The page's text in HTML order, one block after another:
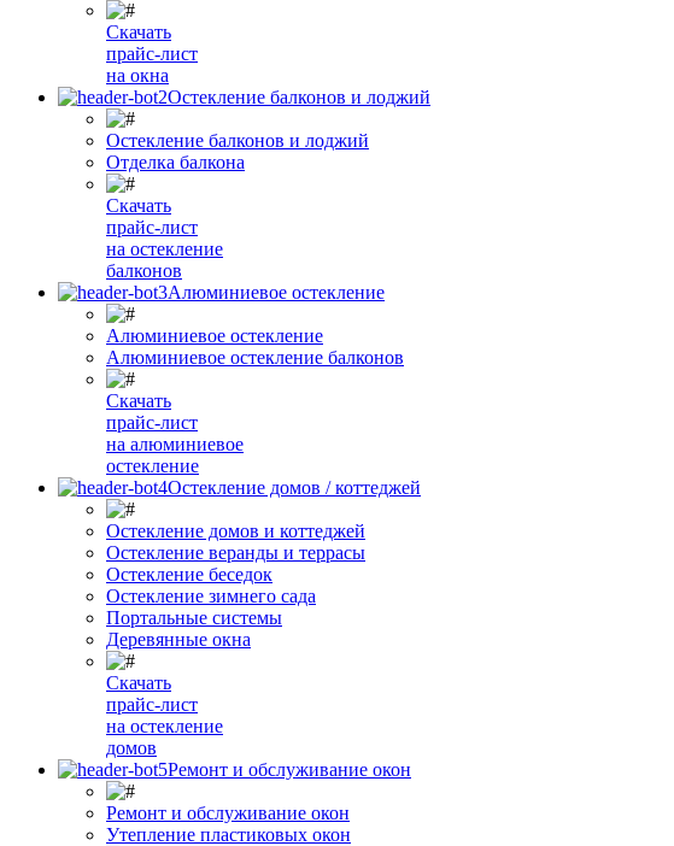
Скачать
прайс-лист
на окна
Остекление балконов и лоджий
Остекление балконов и лоджий
Отделка балкона
Скачать
прайс-лист
на остекление
балконов
Алюминиевое остекление
Алюминиевое остекление
Алюминиевое остекление балконов
Скачать
прайс-лист
на алюминиевое
остекление
Остекление домов / коттеджей
Остекление домов и коттеджей
Остекление веранды и террасы
Остекление беседок
Остекление зимнего сада
Портальные системы
Деревянные окна
Скачать
прайс-лист
на остекление
домов
Ремонт и обслуживание окон
Ремонт и обслуживание окон
Утепление пластиковых окон